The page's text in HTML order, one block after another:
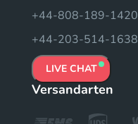
+44-808-189-1420
+44-203-514-1638
LIVE CHAT
Versandarten